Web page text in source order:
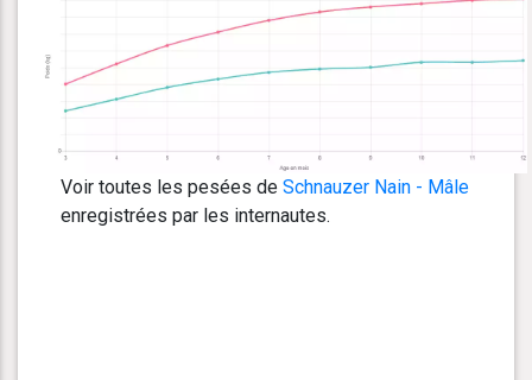
Voir toutes les pesées de Schnauzer Nain - Mâle
enregistrées par les internautes.